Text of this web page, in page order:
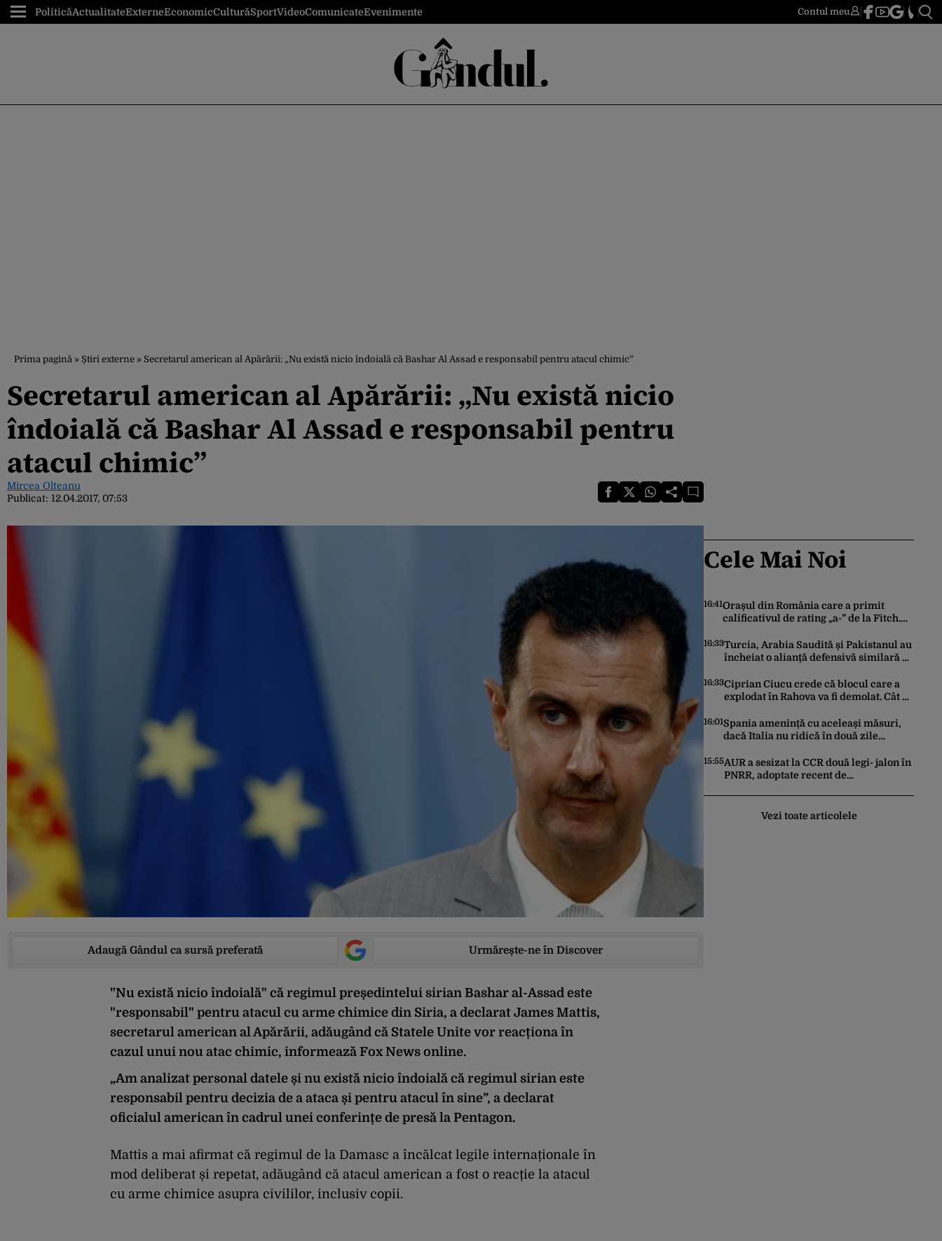
PoliticăActualitateExterneEconomicCulturăSportVideoComunicateEvenimente Contul meu
Prima pagină » Știri externe » Secretarul american al Apărării: „Nu există nicio îndoială că Bashar Al Assad e responsabil pentru atacul chimic”
Secretarul american al Apărării: „Nu există nicio
îndoială că Bashar Al Assad e responsabil pentru
atacul chimic”
Mircea Olteanu
Publicat: 12.04.2017, 07:53
Adaugă Gândul ca sursă preferată Urmărește-ne în Discover
"Nu există nicio îndoială" că regimul președintelui sirian Bashar al-Assad este
"responsabil" pentru atacul cu arme chimice din Siria, a declarat James Mattis,
secretarul american al Apărării, adăugând că Statele Unite vor reacționa în
cazul unui nou atac chimic, informează Fox News online.
„Am analizat personal datele și nu există nicio îndoială că regimul sirian este
responsabil pentru decizia de a ataca și pentru atacul în sine”, a declarat
oficialul american în cadrul unei conferințe de presă la Pentagon.
Mattis a mai afirmat că regimul de la Damasc a încălcat legile internaționale în
mod deliberat și repetat, adăugând că atacul american a fost o reacție la atacul
cu arme chimice asupra civililor, inclusiv copii.
Cele Mai Noi
16:41Orașul din România care a primit
calificativul de rating „a-” de la Fitch.
Israel
16:33Turcia, Arabia Saudită și Pakistanul au
încheiat o alianță defensivă similară cu
conflictelor din Orientul Mijlociu
16:33Ciprian Ciucu crede că blocul care a
explodat în Rahova va fi demolat. Cât ar
16:01Spania amenință cu aceleași măsuri,
dacă Italia nu ridică în două zile
din cauza crizei migrației
15:55AUR a sesizat la CCR două legi- jalon în
PNRR, adoptate recent de
Vezi toate articolele